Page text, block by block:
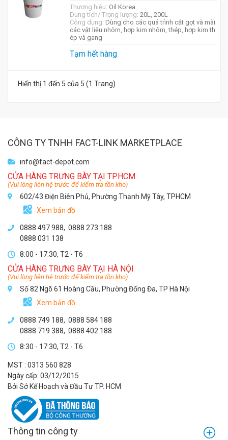
Thương hiệu: Oil Korea
Dung tích/ Trọng lượng: 20L, 200L
Công dụng: Dùng cho các quá trình cắt gọt và mài
các vật liệu nhôm, hợp kim nhôm, thép, hợp kim th
ép và gang
Tạm hết hàng
Hiển thị 1 đến 5 của 5 (1 Trang)
CÔNG TY TNHH FACT-LINK MARKETPLACE
info@fact-depot.com
CỬA HÀNG TRƯNG BÀY TẠI TP.HCM
(Vui lòng liên hệ trước để kiểm tra tồn kho)
602/43 Điện Biên Phủ, Phường Thạnh Mỹ Tây, TPHCM
Xem bản đồ
0888 497 988, 0888 273 188
0888 031 138
8:00 - 17:30, T2 - T6
CỬA HÀNG TRƯNG BÀY TẠI HÀ NỘI
(Vui lòng liên hệ trước để kiểm tra tồn kho)
Số 82 Ngõ 61 Hoàng Cầu, Phường Đống Đa, TP Hà Nội
Xem bản đồ
0888 749 188, 0888 584 188
0888 719 388, 0888 402 188
8:30 - 17:30, T2 - T6
MST : 0313 560 828
Ngày cấp: 03/12/2015
Bởi Sở Kế Hoạch và Đầu Tư TP. HCM
Thông tin công ty